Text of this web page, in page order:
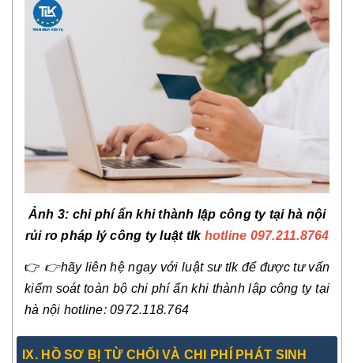
Ảnh 3: chi phí ẩn khi thành lập công ty tại hà nội
rủi ro pháp lý công ty luật tlk hotline 097.211.8764
👉 👉hãy liên hệ ngay với luật sư tlk để được tư vấn
kiểm soát toàn bộ chi phí ẩn khi thành lập công ty tại
hà nội hotline: 0972.118.764
IX. HỒ SƠ BỊ TỪ CHỐI VÀ CHI PHÍ PHÁT SINH